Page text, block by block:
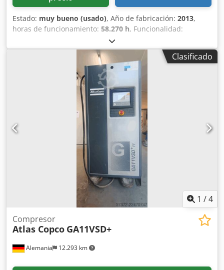
Estado: muy bueno (usado), Año de fabricación: 2013,
horas de funcionamiento: 58.270 h, Funcionalidad:
, Compresor de tornillo sin aceite
Atlas Copco ZR90VSD Convertidor integrado Csdszmwc
Hopfx Afterf 90 kW 9 bares 15,50 m³/min Año de
fabricación: 2013 Horas de funcionamiento: 58.270
Clasificado
1 /4
Alemania 12.293 km
Compresor
Atlas Copco GA11VSD+